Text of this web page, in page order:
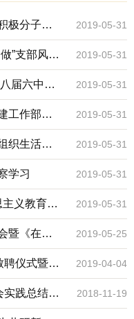
极分子培 2019-05-31
”支部风采 2019-05-31
届六中全
关情况
2019-05-31
工作部署 2019-05-31
织生活会 2019-05-31
学习 2019-05-31
2019-05-31
暨《在你 2019-05-25
聘仪式暨清 2019-04-04
实践总结表 2018-11-19